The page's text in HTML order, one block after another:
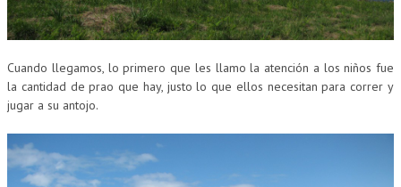
Cuando llegamos, lo primero que les llamo la atención a los niños fue
la cantidad de prao que hay, justo lo que ellos necesitan para correr y
jugar a su antojo.